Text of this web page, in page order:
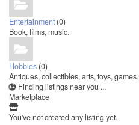
Entertainment (0)
Book, films, music.
Hobbies (0)
Antiques, collectibles, arts, toys, games.
Finding listings near you ...
Marketplace
You've not created any listing yet.